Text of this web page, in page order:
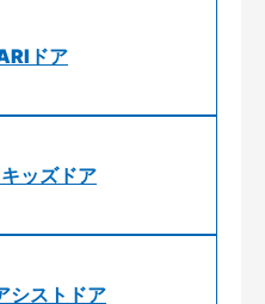
ドア
ッズドア
シストドア